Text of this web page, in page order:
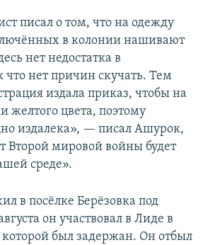
писал о том, что на одежду
в колонии нашивают
нет недостатка в
что нет причин скучать. Тем
издала приказ, чтобы на
желтого цвета, поэтому
издалека», — писал Ашурок,
Второй мировой войны будет
среде».
в посёлке Берёзовка под
он участвовал в Лиде в
был задержан. Он отбыл